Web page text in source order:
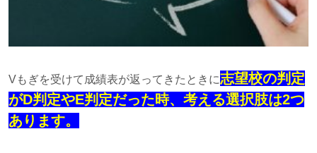
Vもぎを受けて成績表が返ってきたときに志望校の判定
がD判定やE判定だった時、考える選択肢は2つ
あります。